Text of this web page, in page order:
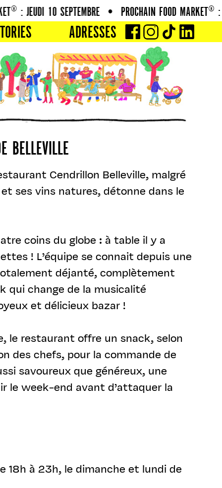
: JEUDI 10 SEPTEMBRE • PROCHAIN FOOD MARKET® :
ADRESSES
BELLEVILLE
Cendrillon Belleville, malgré
ses vins natures, détonne dans le
coins du globe : à table il y a
! L’équipe se connait depuis une
déjanté, complètement
qui change de la musicalité
et délicieux bazar !
le restaurant offre un snack, selon
des chefs, pour la commande de
savoureux que généreux, une
le week-end avant d’attaquer la
18h à 23h, le dimanche et lundi de